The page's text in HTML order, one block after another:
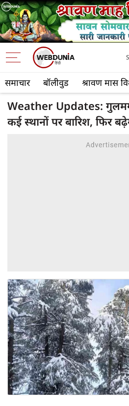
समाचार बॉलीवुड श्रावण मास
Weather Updates:
कई स्थानों पर बारिश, फिर